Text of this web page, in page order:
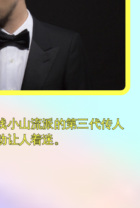
小山流派的第三代传人
人着迷。